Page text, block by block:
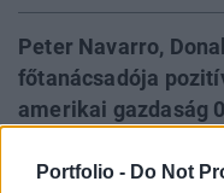
Portfolio - Do Not
Peter Navarro,
főtanácsadója
amerikai gazdaság
importnövekedés